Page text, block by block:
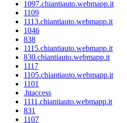
1097.chiantiauto.webmapp.it
1109
1113.chiantiauto.webmapp.it
1046
838
1115.chiantiauto.webmapp.it
830.chiantiauto.webmapp.it
1117
1105.chiantiauto.webmapp.it
1101
.htaccess
1111.chiantiauto.webmapp.it
831
1107